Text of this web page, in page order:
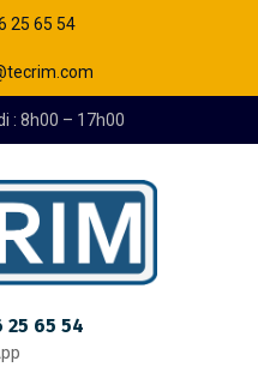
25 65 54
: 8h00 – 17h00
25 65 54